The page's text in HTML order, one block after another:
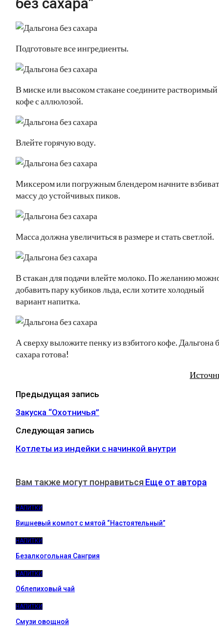
Подготовьте все ингредиенты.
В миске или высоком стакане соедините растворимый
кофе с аллюлозой.
Влейте горячую воду.
Миксером или погружным блендером начните
массу до устойчивых пиков.
Масса должна увеличиться в размере и стать светлой.
В стакан для подачи влейте молоко. По желанию
добавить пару кубиков льда, если хотите холодный
вариант напитка.
А сверху выложите пенку из взбитого кофе. Дальгона
сахара готова!
Предыдущая запись
Закуска “Охотничья”
Следующая запись
Котлеты из индейки с начинкой внутри
Вам также могут понравиться Еще от автора
НАПИТКИ
Вишневый компот с мятой “Настоятельный”
НАПИТКИ
Безалкогольная Сангрия
НАПИТКИ
Облепиховый чай
НАПИТКИ
Смузи овощной